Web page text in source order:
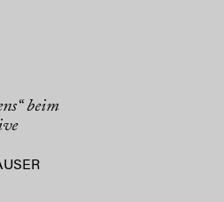
beim